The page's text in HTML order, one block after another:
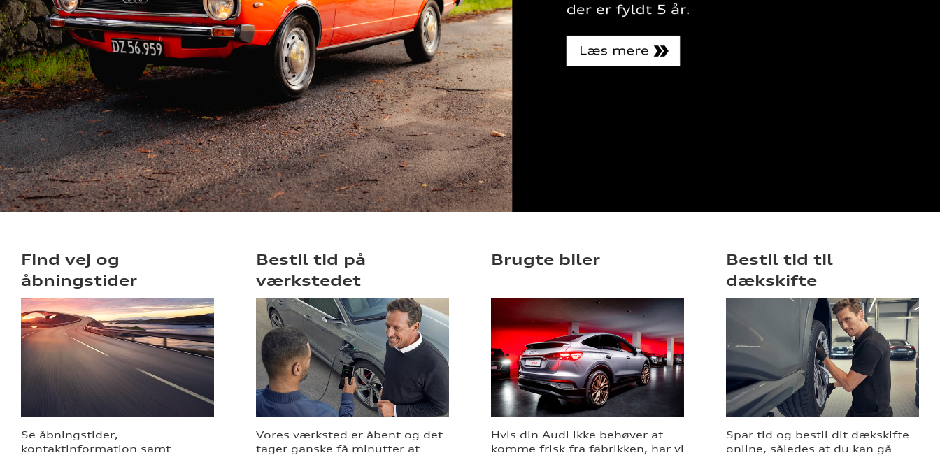
Find vej og
åbningstider
Se åbningstider,
kontaktinformation samt
Bestil tid på
værkstedet
Vores værksted er åbent og det
tager ganske få minutter at
Brugte biler
Hvis din Audi ikke behøver at
komme frisk fra fabrikken, har vi
Bestil tid til
dækskifte
Spar tid og bestil dit dækskifte
online, således at du kan gå